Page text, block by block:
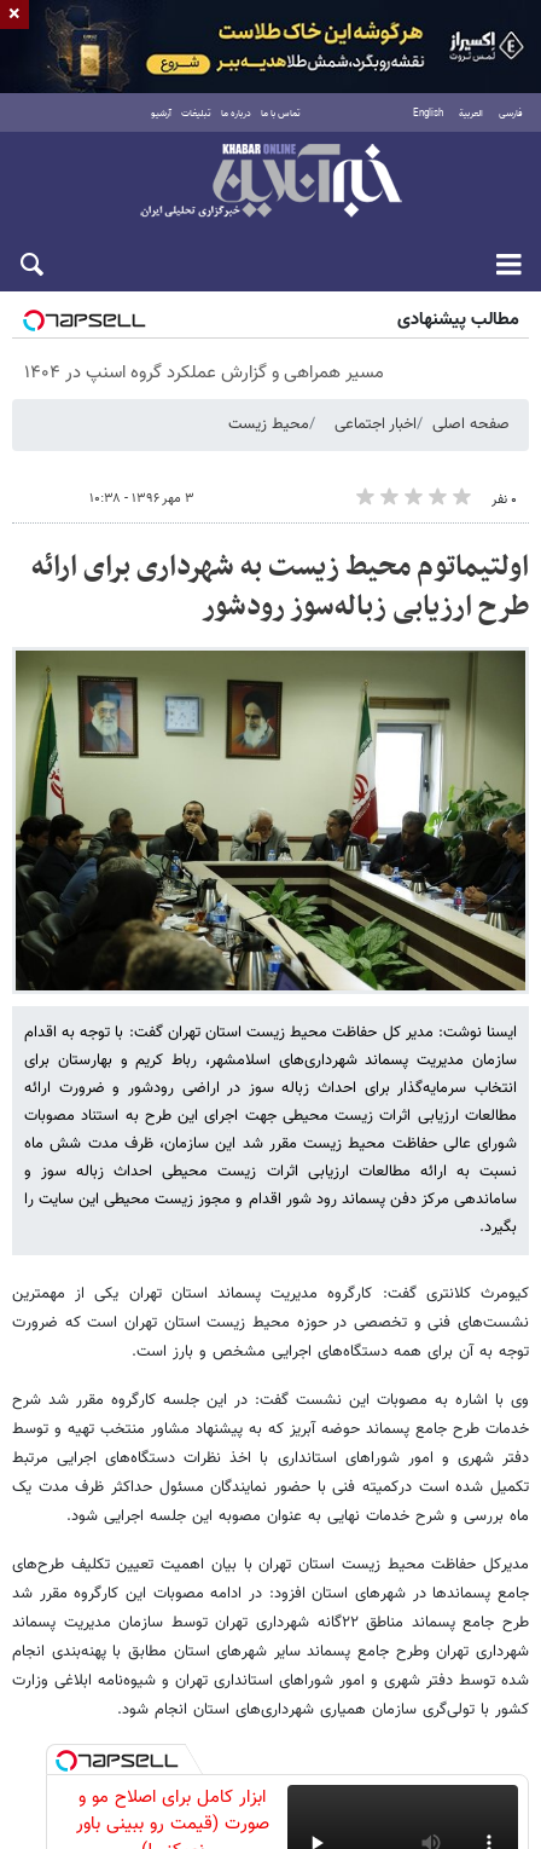
فارسی العربية English تماس با ما درباره ما تبلیغات آرشیو
پنجشنبه ۱۵ مرداد ۱۴۰۵
مطالب پیشنهادی
مسیر همراهی و گزارش عملکرد گروه اسنپ در ۱۴۰۴
صفحه اصلی اخبار اجتماعی محیط زیست
۰ نفر ۳ مهر ۱۳۹۶ - ۱۰:۳۸
اولتیماتوم محیط زیست‌ به‌ شهرداری برای ارائه
طرح ارزیابی زباله‌سوز رودشور
ایسنا نوشت: مدیر کل حفاظت محیط زیست استان تهران گفت: با توجه به اقدام
سازمان مدیریت پسماند شهرداری‌های اسلامشهر، رباط کریم و بهارستان برای
انتخاب سرمایه‌گذار برای احداث زباله سوز در اراضی رودشور و ضرورت ارائه
مطالعات ارزیابی اثرات زیست محیطی جهت اجرای این طرح به استناد مصوبات
شورای عالی حفاظت محیط زیست مقرر شد این سازمان، ظرف مدت شش ماه
نسبت به ارائه مطالعات ارزیابی اثرات زیست محیطی احداث زباله سوز و
ساماندهی مرکز دفن پسماند رود شور اقدام و مجوز زیست محیطی این سایت را
بگیرد.
کیومرث کلانتری گفت: کارگروه مدیریت پسماند استان تهران یکی از مهمترین
نشست‌های فنی و تخصصی در حوزه محیط زیست استان تهران است که ضرورت
توجه به آن برای همه دستگاه‌های اجرایی مشخص و بارز است.
وی با اشاره به مصوبات این نشست گفت: در این جلسه کارگروه مقرر شد شرح
خدمات طرح جامع پسماند حوضه آبریز که به پیشنهاد مشاور منتخب تهیه و توسط
دفتر شهری و امور شوراهای استانداری با اخذ نظرات دستگاه‌های اجرایی مرتبط
تکمیل شده است درکمیته فنی با حضور نمایندگان مسئول حداکثر ظرف مدت یک
ماه بررسی و شرح خدمات نهایی به عنوان مصوبه این جلسه اجرایی شود.
مدیرکل حفاظت محیط زیست استان تهران با بیان اهمیت تعیین تکلیف طرح‌های
جامع پسماندها در شهرهای استان افزود: در ادامه مصوبات این کارگروه مقرر شد
طرح جامع پسماند مناطق ۲۲‌گانه شهرداری تهران توسط سازمان مدیریت پسماند
شهرداری تهران وطرح جامع پسماند سایر شهرهای استان مطابق با پهنه‌بندی انجام
شده توسط دفتر شهری و امور شوراهای استانداری تهران و شیوه‌نامه ابلاغی وزارت
کشور با تولی‌گری سازمان همیاری شهرداری‌های استان انجام شود.
ابزار کامل برای اصلاح مو و
صورت (قیمت رو ببینی باور
×